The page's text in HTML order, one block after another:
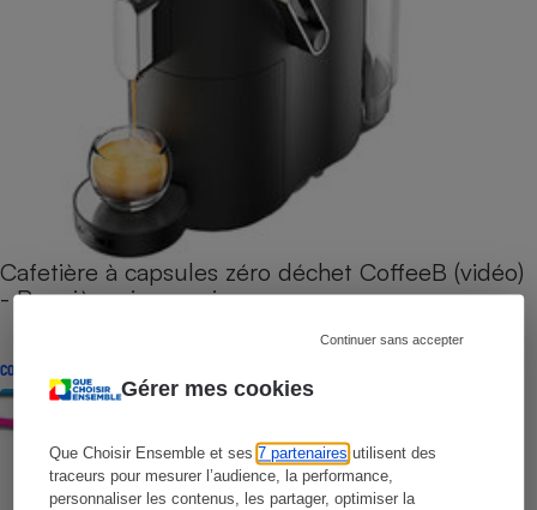
Gérer mes cookies
Que Choisir Ensemble et ses7 partenaires utilisent des
traceurs pour mesurer l’audience, la performance,
personnaliser les contenus, les partager, optimiser la
Continuer sans accepter
Cafetière à capsules zéro déchet CoffeeB (vidéo)
- Premières impressions
CONSEILS